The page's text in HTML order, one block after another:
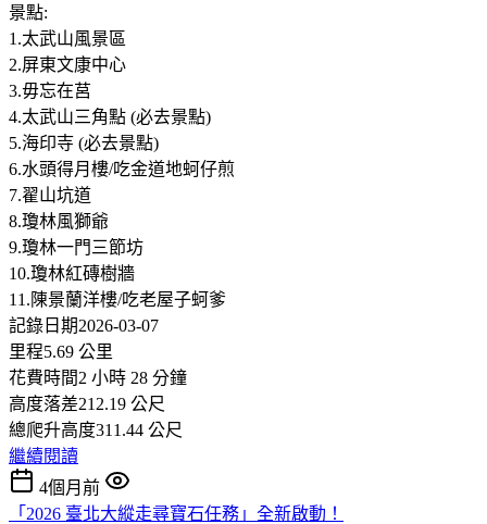
景點:
1.太武山風景區
2.屏東文康中心
3.毋忘在莒
4.太武山三角點 (必去景點)
5.海印寺 (必去景點)
6.水頭得月樓/吃金道地蚵仔煎
7.翟山坑道
8.瓊林風獅爺
9.瓊林一門三節坊
10.瓊林紅磚樹牆
11.陳景蘭洋樓/吃老屋子蚵爹
記錄日期2026-03-07
里程5.69 公里
花費時間2 小時 28 分鐘
高度落差212.19 公尺
總爬升高度311.44 公尺
繼續閱讀
4個月前
「2026 臺北大縱走尋寶石任務」全新啟動！